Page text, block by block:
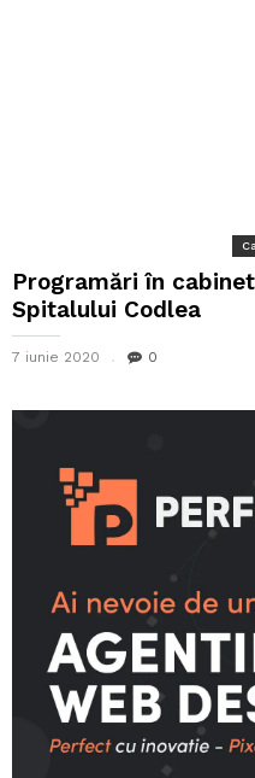
Programări în
Spitalului Codlea
7 iunie 2020 0